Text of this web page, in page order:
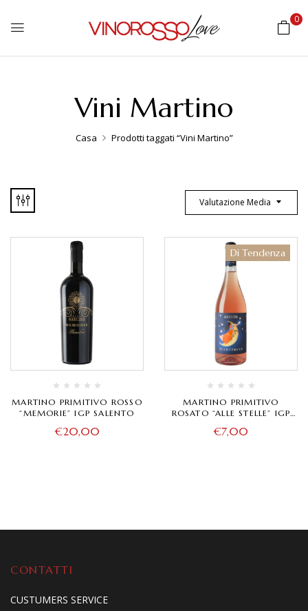
0
Vini Martino
Casa Prodotti taggati “Vini Martino”
Valutazione Media
MARTINO PRIMITIVO ROSSO
“MEMORIE” IGP SALENTO
€20,00
Di Tendenza
MARTINO PRIMITIVO
ROSATO “ALLE STELLE” IGP
€7,00
CONTATTI
CUSTUMERS SERVICE